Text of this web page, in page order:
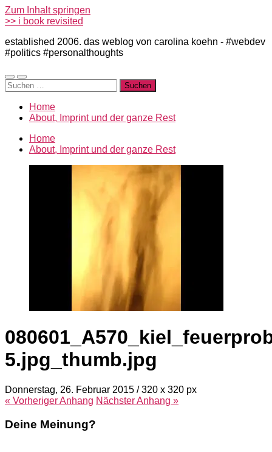
Zum Inhalt springen
>> i book revisited
established 2006. das weblog von carolina koehn - #webdev
#politics #personalthoughts
Mobile-
Menü
Suchfeld
ein-/ausblenden
Suchen
nach:
Home
About, Imprint und der ganze Rest
Home
About, Imprint und der ganze Rest
5.jpg_thumb.jpg
Donnerstag, 26. Februar 2015 /320 x 320 px
« VorherigerAnhang NächsterAnhang »
Deine Meinung?